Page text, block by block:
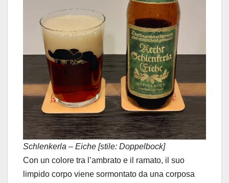
Schlenkerla – Eiche [stile: Doppelbock]
Con un colore tra l’ambrato e il ramato, il suo
limpido corpo viene sormontato da una corposa